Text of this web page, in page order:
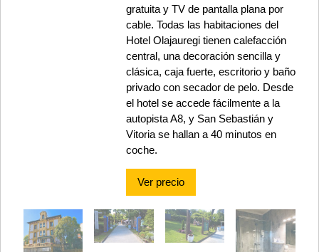
gratuita y TV de pantalla plana por
cable. Todas las habitaciones del
Hotel Olajauregi tienen calefacción
central, una decoración sencilla y
clásica, caja fuerte, escritorio y baño
privado con secador de pelo. Desde
el hotel se accede fácilmente a la
autopista A8, y San Sebastián y
Vitoria se hallan a 40 minutos en
coche.
Ver precio